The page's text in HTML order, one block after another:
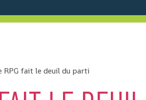
RPG fait le deuil du parti